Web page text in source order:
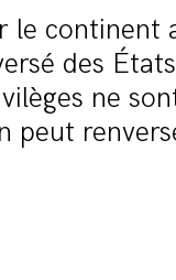
le continent
des
ne
peut